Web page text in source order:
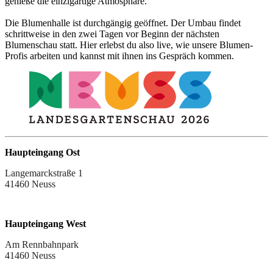
Die Blumenhalle ist durchgängig geöffnet. Der Umbau findet
schrittweise in den zwei Tagen vor Beginn der nächsten
Blumenschau statt. Hier erlebst du also live, wie unsere Blumen-
Profis arbeiten und kannst mit ihnen ins Gespräch kommen.
Haupteingang Ost
Langemarckstraße 1
41460 Neuss
Haupteingang West
Am Rennbahnpark
41460 Neuss